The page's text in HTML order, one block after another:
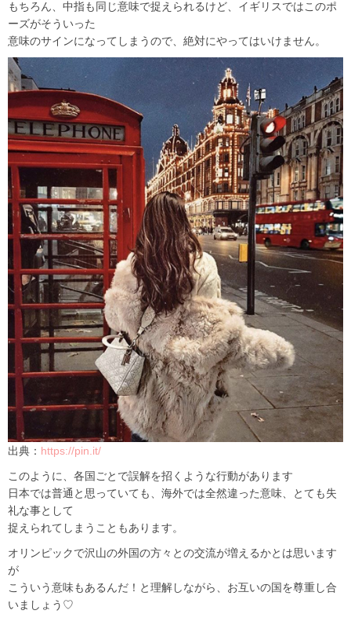
もちろん、中指も同じ意味で捉えられるけど、イギリスではこのポ
ーズがそういった
意味のサインになってしまうので、絶対にやってはいけません。
出典： https://pin.it/
このように、各国ごとで誤解を招くような行動があります
日本では普通と思っていても、海外では全然違った意味、とても失
礼な事として
捉えられてしまうこともあります。
オリンピックで沢山の外国の方々との交流が増えるかとは思います
が
こういう意味もあるんだ！と理解しながら、お互いの国を尊重し合
いましょう♡